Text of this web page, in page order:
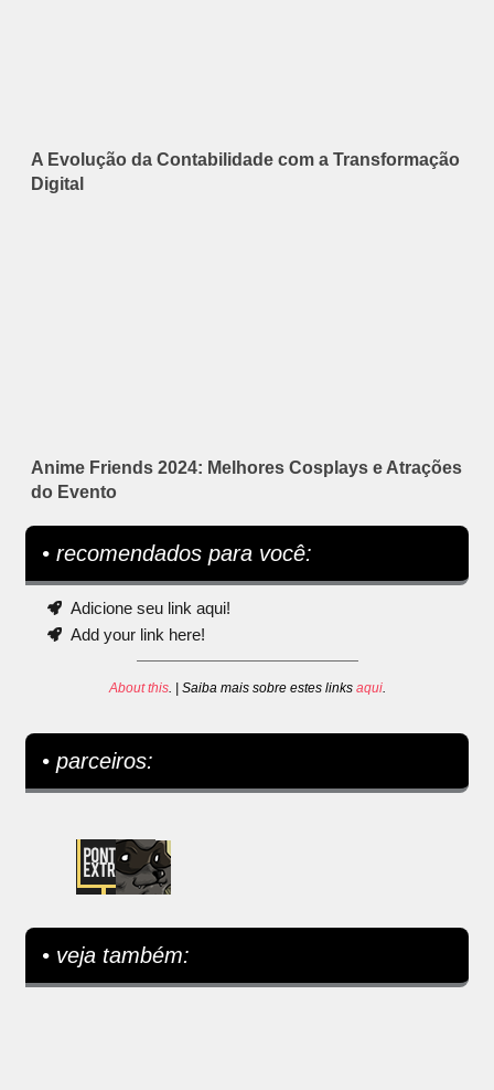
A Evolução da Contabilidade com a Transformação
Digital
Anime Friends 2024: Melhores Cosplays e Atrações
do Evento
• recomendados para você:
Adicione seu link aqui!
Add your link here!
About this. | Saiba mais sobre estes links aqui.
• parceiros:
• veja também: